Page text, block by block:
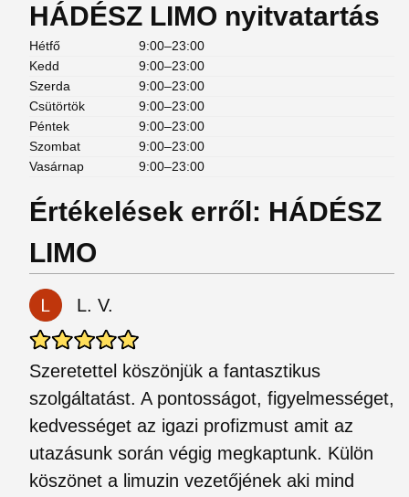
HÁDÉSZ LIMO nyitvatartás
Hétfő
9:00–23:00
Kedd
9:00–23:00
Szerda
9:00–23:00
Csütörtök
9:00–23:00
Péntek
9:00–23:00
Szombat
9:00–23:00
Vasárnap
9:00–23:00
Értékelések erről: HÁDÉSZ
LIMO
L. V.
Szeretettel köszönjük a fantasztikus
szolgáltatást. A pontosságot, figyelmességet,
kedvességet az igazi profizmust amit az
utazásunk során végig megkaptunk. Külön
köszönet a limuzin vezetőjének aki mind